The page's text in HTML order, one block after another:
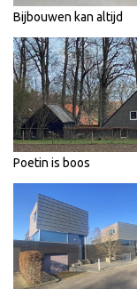
Bijbouwen kan altijd
Poetin is boos